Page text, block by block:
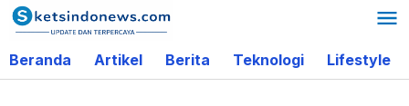
Lewati
ke
konten
Beranda Artikel Berita Teknologi Lifestyle